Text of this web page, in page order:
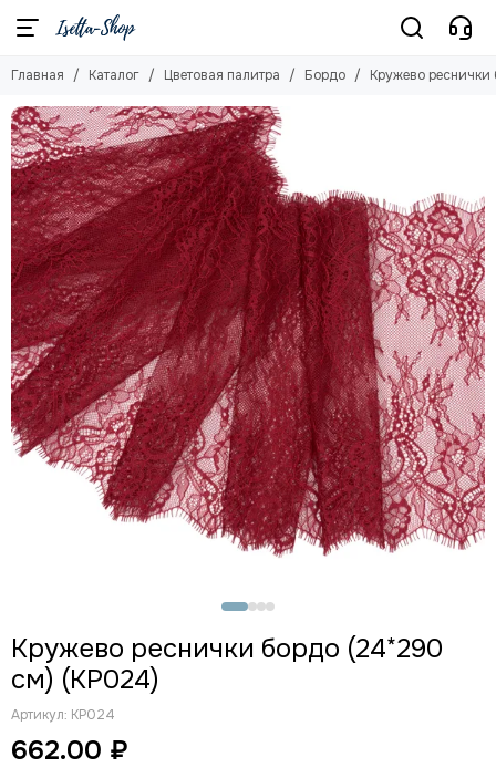
Цветовая палитра
Бежевый (цв. 126)
Белый (цв. 001)
Бордо
Голубое небо (цв. 3090)
Жасмин (цв. 1294)
Желтый
Загар (цв. 030)
Изумруд (цв. 1994)
Кофе (цв. 738)
Кофейно-розовый (цв. 885)
Красный (цв. 100)
Лавандово-серый (цв. 620)
Ментол
Молочный (цв. 004)
Персик (цв. 81)
Пыльно-розовый (цв. 019)
Слива (цв. 076)
Темно-красный (цв. 101)
Ультрамарин
Фиолетовый (цв. 096)
Главная Каталог Цветовая палитра Бордо Кружево
Кружево реснички бордо (24*290
см) (КР024)
Артикул: КР024
662.00 ₽